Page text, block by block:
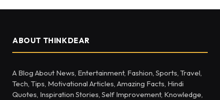
ABOUT THINKDEAR
A Blog About News, Entertainment, Fashion, Sports, Travel,
Tech, Tips, Motivational Articles, Amazing Facts, Hindi
Quotes, Inspiration Stories, Self Improvement, Knowledge,